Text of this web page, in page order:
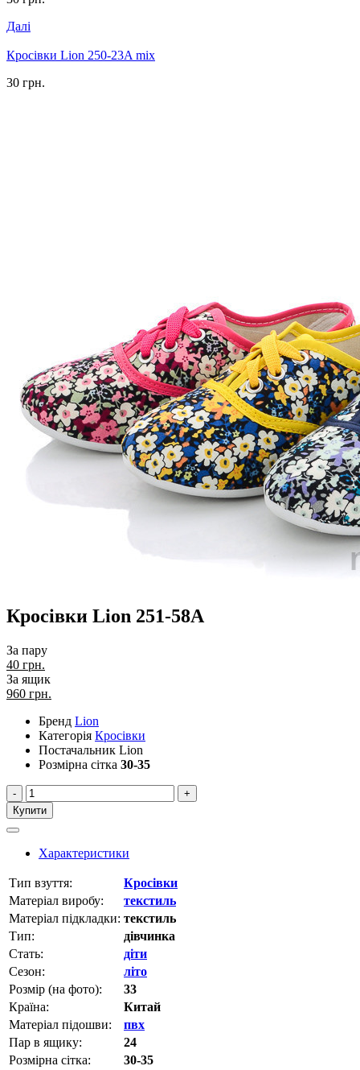
Далі
Кросівки Lion 250-23A mix
30 грн.
Кросівки Lion 251-58A
За пару
40 грн.
За ящик
960 грн.
Бренд Lion
Категорія Кросівки
Постачальник Lion
Розмірна сітка 30-35
-
+
Купити
Характеристики
Тип взуття:
Кросівки
Матеріал виробу:
текстиль
Матеріал підкладки: текстиль
Тип:
дівчинка
Стать:
діти
Сезон:
літо
Розмір (на фото):
33
Країна:
Китай
Матеріал підошви:
пвх
Пар в ящику:
24
Розмірна сітка:
30-35